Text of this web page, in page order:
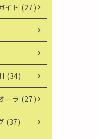
イド (27)
(34)
ーラ (27)
(37)